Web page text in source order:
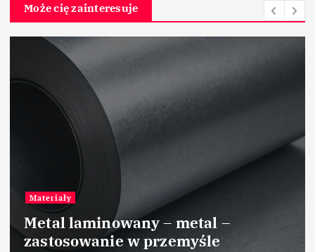
Może cię zainteresuje
Materiały
Metal laminowany – metal –
zastosowanie w przemyśle